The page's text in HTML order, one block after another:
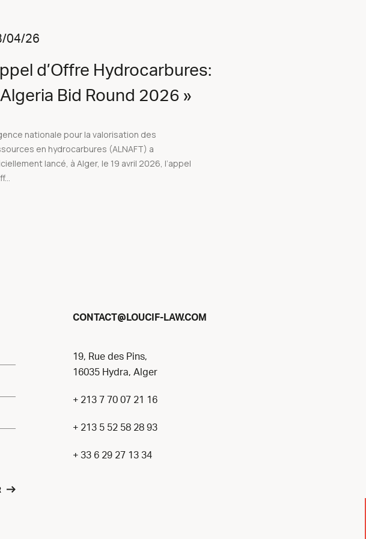
04/26
d’Offre Hydrocarbures:
Bid Round 2026 »
nationale pour la valorisation des
en hydrocarbures (ALNAFT) a
lancé, à Alger, le 19 avril 2026, l’appel
CONTACT@ LOUCIF-LAW.COM
19, Rue des Pins,
16035 Hydra, Alger
+ 213 7 70 07 21 16
+ 213 5 52 58 28 93
+ 33 6 29 27 13 34